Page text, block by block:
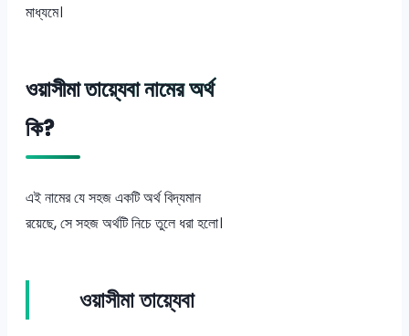
মাধ্যমে।
ওয়াসীমা তায়্যেবা নামের অর্থ
কি?
এই নামের যে সহজ একটি অর্থ বিদ্যমান
রয়েছে, সে সহজ অর্থটি নিচে তুলে ধরা হলো।
ওয়াসীমা তায়্যেবা